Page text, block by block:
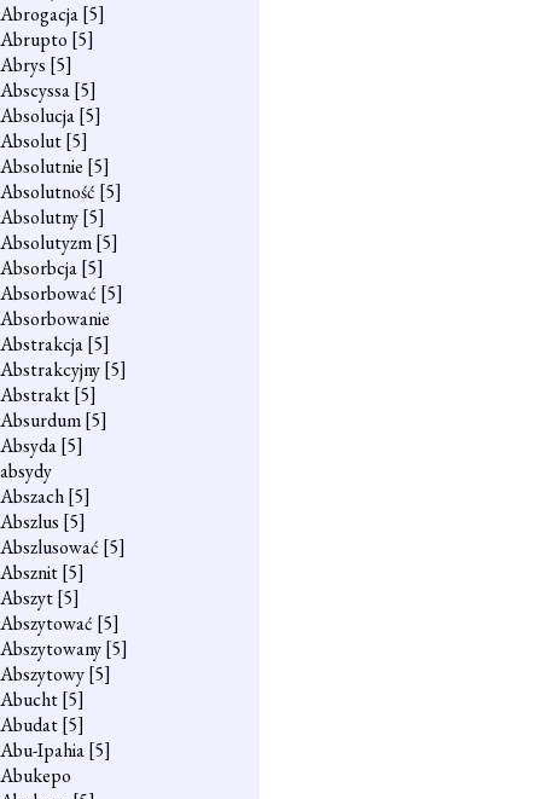
Abrogacja[5]
Abrupto [5]
Abrys [5]
Abscyssa[5]
Absolucja[5]
Absolut[5]
Absolutnie [5]
Absolutność [5]
Absolutny[5]
Absolutyzm[5]
Absorbcja[5]
Absorbować [5]
Absorbowanie
Abstrakcja[5]
Abstrakcyjny[5]
Abstrakt[5]
Absurdum[5]
Absyda[5]
absydy
Abszach[5]
Abszlus [5]
Abszlusować [5]
Absznit[5]
Abszyt[5]
Abszytować [5]
Abszytowany[5]
Abszytowy[5]
Abucht[5]
Abudat[5]
Abu-Ipahia[5]
Abukepo